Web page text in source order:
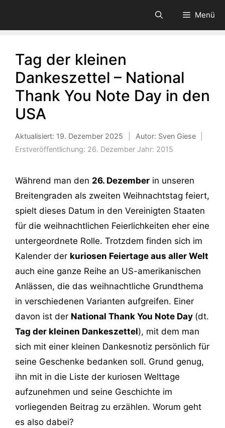
Menü
Tag der kleinen
Dankeszettel – National
Thank You Note Day in den
USA
Aktualisiert: 19. Dezember 2025 Autor: Sven Giese
Erstveröffentlichung: 26. Dezember Jahr: 2015
Während man den 26. Dezember in unseren
Breitengraden als zweiten Weihnachtstag feiert,
spielt dieses Datum in den Vereinigten Staaten
für die weihnachtlichen Feierlichkeiten eher eine
untergeordnete Rolle. Trotzdem finden sich im
Kalender der kuriosen Feiertage aus aller Welt
auch eine ganze Reihe an US-amerikanischen
Anlässen, die das weihnachtliche Grundthema
in verschiedenen Varianten aufgreifen. Einer
davon ist der National Thank You Note Day (dt.
Tag der kleinen Dankeszettel), mit dem man
sich mit einer kleinen Dankesnotiz persönlich für
seine Geschenke bedanken soll. Grund genug,
ihn mit in die Liste der kuriosen Welttage
aufzunehmen und seine Geschichte im
vorliegenden Beitrag zu erzählen. Worum geht
es also dabei?